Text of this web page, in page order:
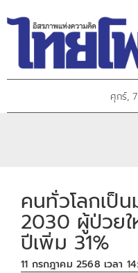
ศุกร์,
คนทั่วโลกเป็น
2030 ผู้ป่วย
ปีเพิ่ม 31%
11 กรกฎาคม 2568 เวลา